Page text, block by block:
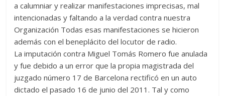
a calumniar y realizar manifestaciones imprecisas, mal
intencionadas y faltando a la verdad contra nuestra
Organización Todas esas manifestaciones se hicieron
además con el beneplácito del locutor de radio.
La imputación contra Miguel Tomás Romero fue anulada
y fue debido a un error que la propia magistrada del
juzgado número 17 de Barcelona rectificó en un auto
dictado el pasado 16 de junio del 2011. Tal y como